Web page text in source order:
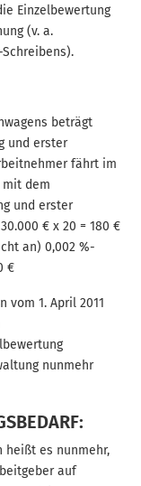
Einzelbewertung
(v. a.
beträgt
und erster
fährt im
mit dem
und erster
€ x 20 = 180 €
an) 0,002 %-
€
vom 1. April 2011
nunmehr
heißt es nunmehr,
auf